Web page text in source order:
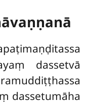
dassetvā
dassetumāha